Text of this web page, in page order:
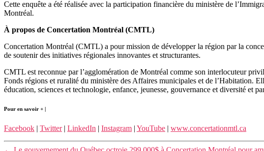
Cette enquête a été réalisée avec la participation financière du ministère de
Montréal.
À propos de Concertation Montréal (CMTL)
Concertation Montréal (CMTL) a pour mission de développer la région par la
de soutenir des initiatives régionales innovantes et structurantes.
CMTL est reconnue par l’agglomération de Montréal comme son interlocuteur
Fonds régions et ruralité du ministère des Affaires municipales et de l’Habitation.
éducation, sciences et technologie, enfance, jeunesse, gouvernance et diversité et
Pour en savoir + |
Facebook | Twitter| LinkedIn | Instagram | YouTube | www.concertationmtl.ca